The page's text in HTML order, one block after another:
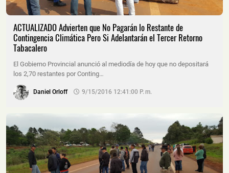
ACTUALIZADO Advierten que No Pagarán lo Restante de
Contingencia Climática Pero Si Adelantarán el Tercer Retorno
Tabacalero
El Gobierno Provincial anunció al mediodía de hoy que no depositará
los 2,70 restantes por Conting…
Daniel Orloff 9/15/2016 12:41:00 P. M.